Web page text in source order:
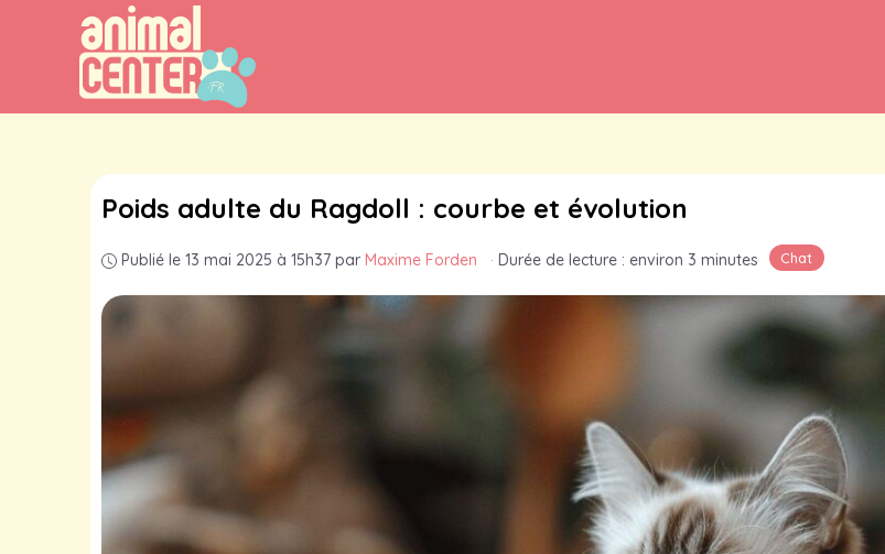
Chat
Poids adulte du Ragdoll : courbe et évolution
Publié le 13 mai 2025 à 15h37 par Maxime Forden · Durée de lecture : environ 3 minutes